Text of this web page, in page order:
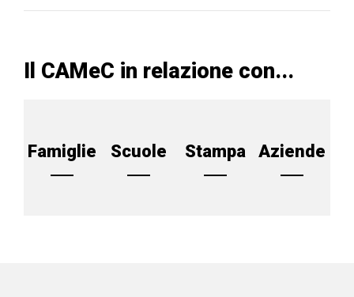
Il CAMeC in relazione con...
Famiglie Scuole Stampa Aziende